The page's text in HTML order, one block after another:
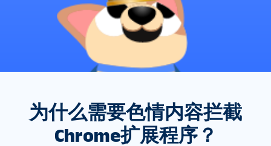
为什么需要色情内容拦截
Chrome扩展程序？